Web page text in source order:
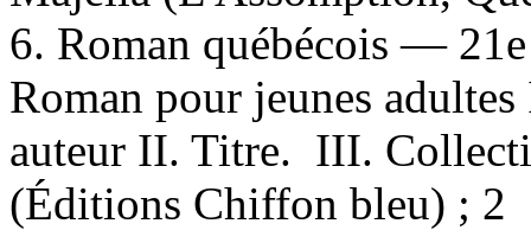
6. Roman québécois —
Roman pour jeunes
auteur II. Titre. III.
(Éditions Chiffon bleu) ; 2